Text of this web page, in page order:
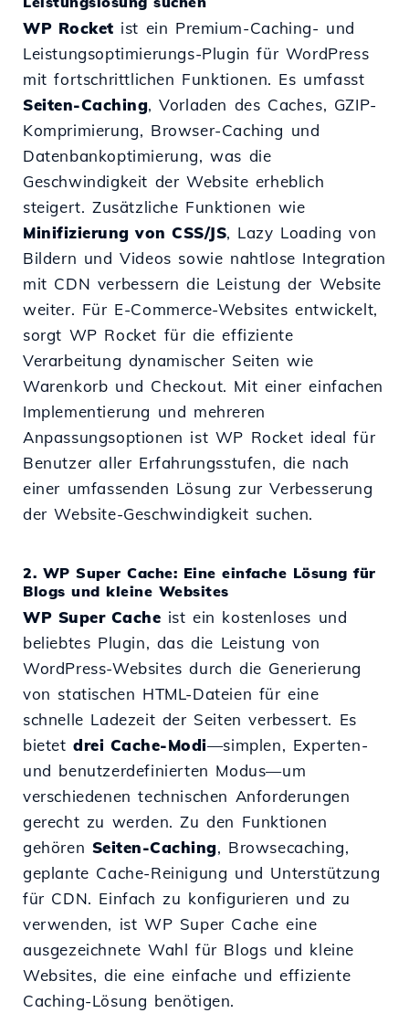
WP Rocket ist ein Premium-Caching- und
Leistungsoptimierungs-Plugin für WordPress
mit fortschrittlichen Funktionen. Es umfasst
Seiten-Caching, Vorladen des Caches, GZIP-
Komprimierung, Browser-Caching und
Datenbankoptimierung, was die
Geschwindigkeit der Website erheblich
steigert. Zusätzliche Funktionen wie
Minifizierung von CSS/JS, Lazy Loading von
Bildern und Videos sowie nahtlose Integration
mit CDN verbessern die Leistung der Website
weiter. Für E-Commerce-Websites entwickelt,
sorgt WP Rocket für die effiziente
Verarbeitung dynamischer Seiten wie
Warenkorb und Checkout. Mit einer einfachen
Implementierung und mehreren
Anpassungsoptionen ist WP Rocket ideal für
Benutzer aller Erfahrungsstufen, die nach
einer umfassenden Lösung zur Verbesserung
der Website-Geschwindigkeit suchen.
2. WP Super Cache: Eine einfache Lösung für
Blogs und kleine Websites
WP Super Cache ist ein kostenloses und
beliebtes Plugin, das die Leistung von
WordPress-Websites durch die Generierung
von statischen HTML-Dateien für eine
schnelle Ladezeit der Seiten verbessert. Es
bietetdrei Cache-Modi—simplen, Experten-
und benutzerdefinierten Modus—um
verschiedenen technischen Anforderungen
gerecht zu werden. Zu den Funktionen
gehören Seiten-Caching, Browsecaching,
geplante Cache-Reinigung und Unterstützung
für CDN. Einfach zu konfigurieren und zu
verwenden, ist WP Super Cache eine
ausgezeichnete Wahl für Blogs und kleine
Websites, die eine einfache und effiziente
Caching-Lösung benötigen.